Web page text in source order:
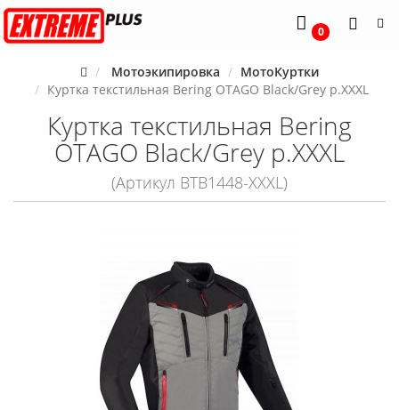
0
Мотоэкипировка
МотоКуртки
Куртка текстильная Bering OTAGO Black/Grey р.XXXL
Куртка текстильная Bering
OTAGO Black/Grey р.XXXL
(Артикул BTB1448-XXXL)